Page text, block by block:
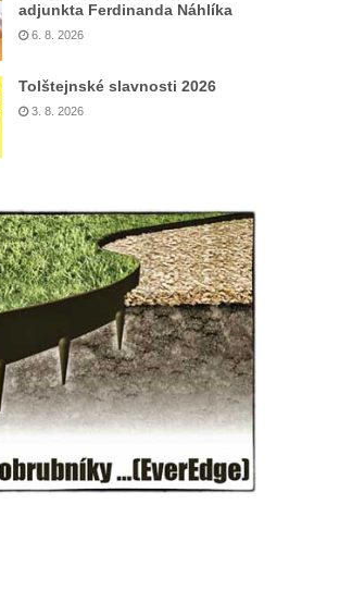
adjunkta Ferdinanda Náhlíka
6. 8. 2026
Tolštejnské slavnosti 2026
3. 8. 2026